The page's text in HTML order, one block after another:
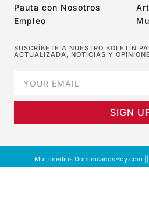
Pauta con Nosotros
Empleo
SUSCRÍBETE A NUESTRO BOLETÍN
ACTUALIZADA, NOTICIAS Y
SIGN
Multimedios DominicanosHoy.com